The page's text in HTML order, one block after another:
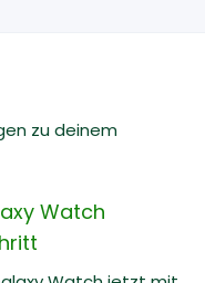
zu deinem
Watch